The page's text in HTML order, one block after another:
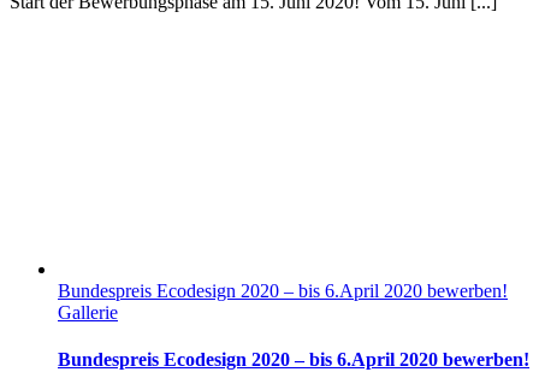
Bundespreis Ecodesign 2020 – bis 6.April 2020 bewerben!
Gallerie
Bundespreis Ecodesign 2020 – bis 6.April 2020 bewerben!